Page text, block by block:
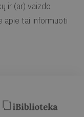
ir (ar) vaizdo
apie tai informuoti